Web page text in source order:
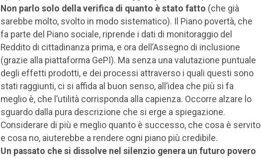
Non parlo solo della verifica di quanto è stato fatto (che già
sarebbe molto, svolto in modo sistematico). Il Piano povertà, che
fa parte del Piano sociale, riprende i dati di monitoraggio del
Reddito di cittadinanza prima, e ora dell’Assegno di inclusione
(grazie alla piattaforma GePI). Ma senza una valutazione puntuale
degli effetti prodotti, e dei processi attraverso i quali questi sono
stati raggiunti, ci si affida al buon senso, all’idea che più si fa
meglio è, che l’utilità corrisponda alla capienza. Occorre alzare lo
sguardo dalla pura descrizione che si erge a spiegazione.
Considerare di più e meglio quanto è successo, che cosa è servito
e cosa no, aiuterebbe a rendere ogni piano più credibile.
Un passato che si dissolve nel silenzio genera un futuro povero